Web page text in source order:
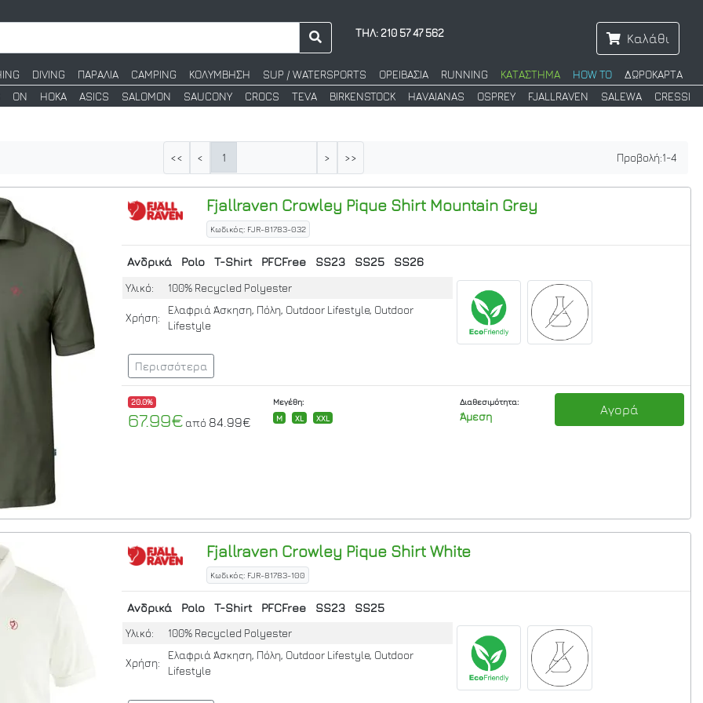
ΤΗΛ: 210 57 47 562 Καλάθι
DIVING ΠΑΡΑΛΙΑ CAMPING ΚΟΛΥΜΒΗΣΗ SUP / WATERSPORTS ΟΡΕΙΒΑΣΙΑ RUNNING ΚΑΤΑΣΤΗΜΑ HOW TO
ΔΩΡΟΚΑΡΤΑ
ON HOKA ASICS SALOMON SAUCONY CROCS TEVA BIRKENSTOCK HAVAIANAS OSPREY FJALLRAVEN SALEWA CRESSI
<< < 1 > >> Προβολή:1-4
FjallravenCrowley Pique ShirtMountain Grey
Κωδικός: FJR-81783-032
Ανδρικά Polo T-Shirt PFCFree SS23 SS25 SS26
Υλικό: 100% Recycled Polyester
Χρήση:
Ελαφριά Άσκηση, Πόλη, Outdoor Lifestyle, Outdoor
Lifestyle
Περισσότερα
20.0%
67.99€ από 84.99€
Μεγέθη:
M
XL XXL
Διαθεσιμότητα:
Άμεση Αγορά
FjallravenCrowley Pique ShirtWhite
Κωδικός: FJR-81783-100
Ανδρικά Polo T-Shirt PFCFree SS23 SS25
Υλικό: 100% Recycled Polyester
Χρήση:
Ελαφριά Άσκηση, Πόλη, Outdoor Lifestyle, Outdoor
Lifestyle